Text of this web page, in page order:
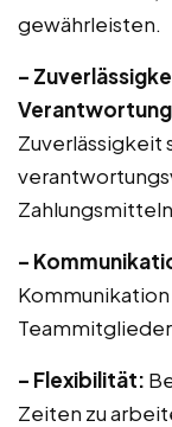
gewährleisten.
–
Zuverlässigkeit
–
Kommunikation
– Flexibilität:
Zeiten zu